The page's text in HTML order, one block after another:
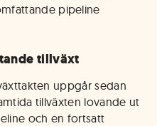
pipeline
tillväxt
uppgår sedan
tillväxten lovande ut
och en fortsatt